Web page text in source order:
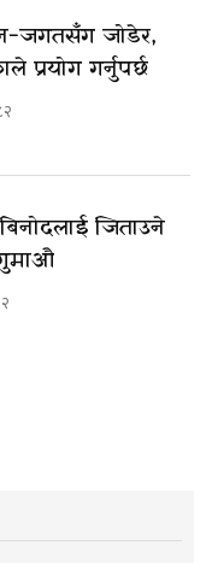
जगतसँग जोडेर,
प्रयोग गर्नुपर्छ
जिताउने